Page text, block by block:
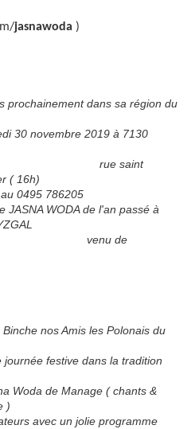
jasnawoda )
prochainement dans sa région du
,
2019 à 7130
( 16h)
0495 786205
JASNA WODA de l'an passé à
Kazimir WYZGAL
de
nos Amis les Polonais du
festive dans la tradition
Woda de Manage ( chants &
)
avec un jolie programme